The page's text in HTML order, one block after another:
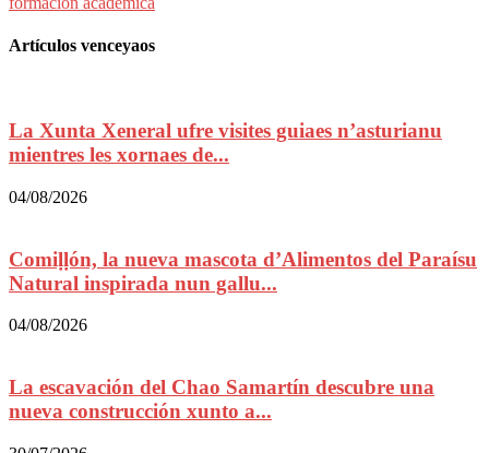
Artículos venceyaos
La Xunta Xeneral ufre visites guiaes n’asturianu
mientres les xornaes de...
04/08/2026
Comiḷḷón, la nueva mascota d’Alimentos del Paraísu
Natural inspirada nun gallu...
04/08/2026
La escavación del Chao Samartín descubre una
nueva construcción xunto a...